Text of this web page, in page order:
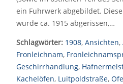
ein Fuhrwerk abgebildet.
wurde ca. 1915 abgerissen,…
Schlagwörter: 1908, Ansichten,
Fronleichnam,
Geschirrhandlung,
Kachelöfen, Luitpoldstraße,